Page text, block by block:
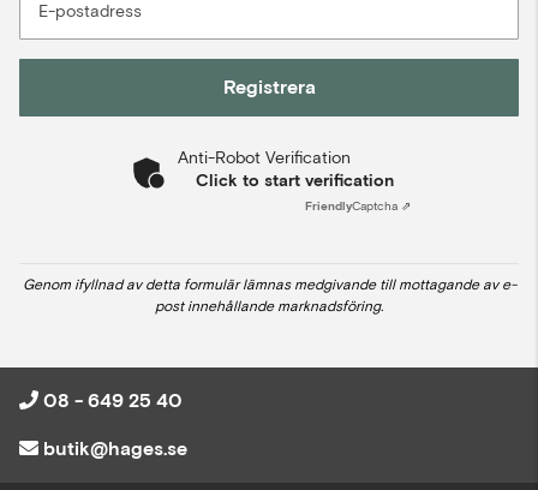
E-postadress
Registrera
Anti-Robot Verification
Click to start verification
FriendlyCaptcha ⇗
Genom ifyllnad av detta formulär lämnas medgivande till mottagande av e-
post innehållande marknadsföring.
08 - 649 25 40
butik@hages.se